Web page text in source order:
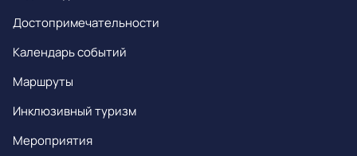
Достопримечательности
Календарь событий
Маршруты
Инклюзивный туризм
Мероприятия